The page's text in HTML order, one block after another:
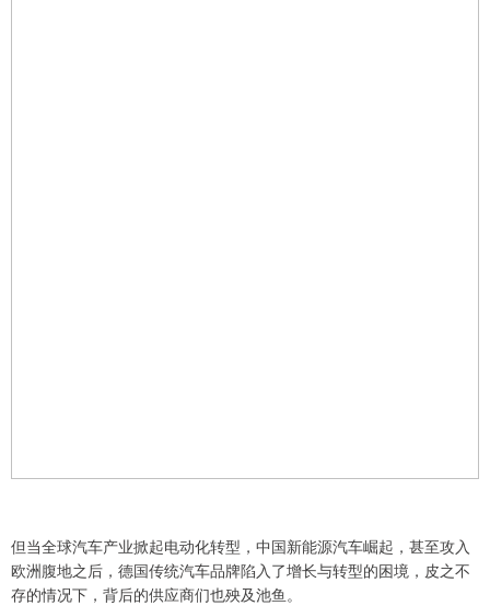
但当全球汽车产业掀起电动化转型，中国新能源汽车崛起，甚至攻入
欧洲腹地之后，德国传统汽车品牌陷入了增长与转型的困境，皮之不
存的情况下，背后的供应商们也殃及池鱼。